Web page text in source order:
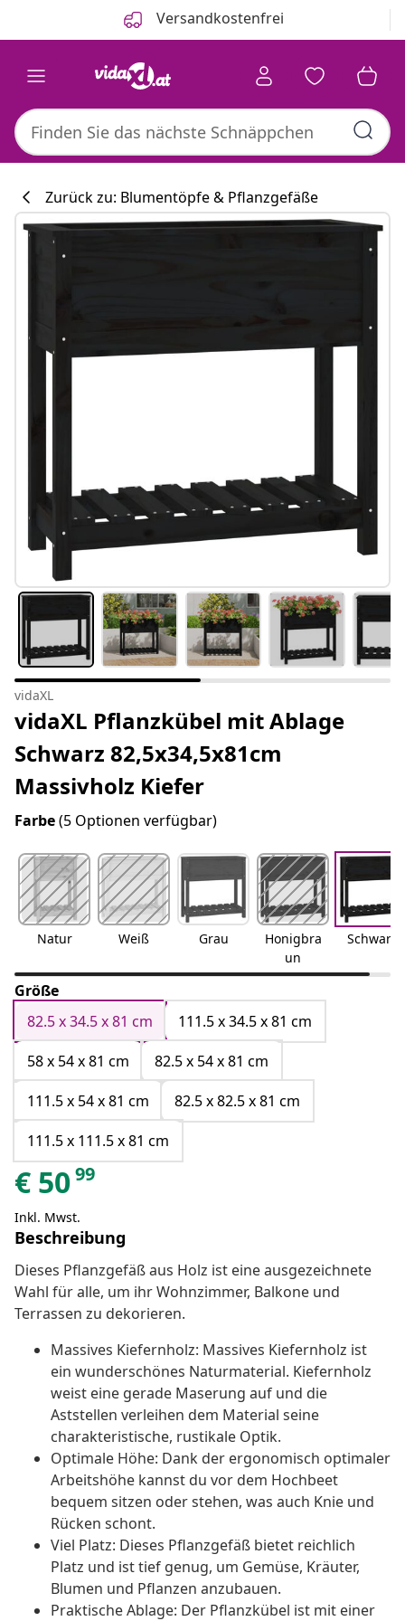
Versandkostenfrei
Zurück zu: Blumentöpfe & Pflanzgefäße
vidaXL
vidaXL Pflanzkübel mit Ablage
Schwarz 82,5x34,5x81cm
Massivholz Kiefer
Farbe(5 Optionen verfügbar)
Natur Weiß Grau
Honigbra
un
Schwarz
Größe
82.5 x 34.5 x 81 cm
111.5 x 34.5 x 81 cm
58 x 54 x 81 cm
82.5 x 54 x 81 cm
111.5 x 54 x 81 cm
82.5 x 82.5 x 81 cm
111.5 x 111.5 x 81 cm
€ 5099
Inkl. Mwst.
Beschreibung
Dieses Pflanzgefäß aus Holz ist eine ausgezeichnete
Wahl für alle, um ihr Wohnzimmer, Balkone und
Terrassen zu dekorieren.
Massives Kiefernholz: Massives Kiefernholz ist
ein wunderschönes Naturmaterial. Kiefernholz
weist eine gerade Maserung auf und die
Aststellen verleihen dem Material seine
charakteristische, rustikale Optik.
Optimale Höhe: Dank der ergonomisch optimaler
Arbeitshöhe kannst du vor dem Hochbeet
bequem sitzen oder stehen, was auch Knie und
Rücken schont.
Viel Platz: Dieses Pflanzgefäß bietet reichlich
Platz und ist tief genug, um Gemüse, Kräuter,
Blumen und Pflanzen anzubauen.
Praktische Ablage: Der Pflanzkübel ist mit einer